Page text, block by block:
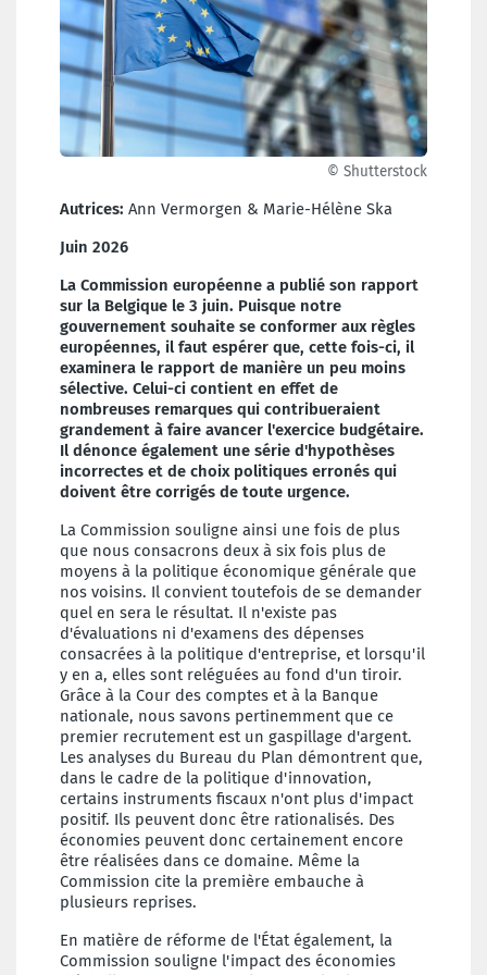
© Shutterstock
Autrices: Ann Vermorgen & Marie-Hélène Ska
Juin 2026
La Commission européenne a publié son rapport
sur la Belgique le 3 juin. Puisque notre
gouvernement souhaite se conformer aux règles
européennes, il faut espérer que, cette fois-ci, il
examinera le rapport de manière un peu moins
sélective. Celui-ci contient en effet de
nombreuses remarques qui contribueraient
grandement à faire avancer l'exercice budgétaire.
Il dénonce également une série d'hypothèses
incorrectes et de choix politiques erronés qui
doivent être corrigés de toute urgence.
La Commission souligne ainsi une fois de plus
que nous consacrons deux à six fois plus de
moyens à la politique économique générale que
nos voisins. Il convient toutefois de se demander
quel en sera le résultat. Il n'existe pas
d'évaluations ni d'examens des dépenses
consacrées à la politique d'entreprise, et lorsqu'il
y en a, elles sont reléguées au fond d'un tiroir.
Grâce à la Cour des comptes et à la Banque
nationale, nous savons pertinemment que ce
premier recrutement est un gaspillage d'argent.
Les analyses du Bureau du Plan démontrent que,
dans le cadre de la politique d'innovation,
certains instruments fiscaux n'ont plus d'impact
positif. Ils peuvent donc être rationalisés. Des
économies peuvent donc certainement encore
être réalisées dans ce domaine. Même la
Commission cite la première embauche à
plusieurs reprises.
En matière de réforme de l'État également, la
Commission souligne l'impact des économies